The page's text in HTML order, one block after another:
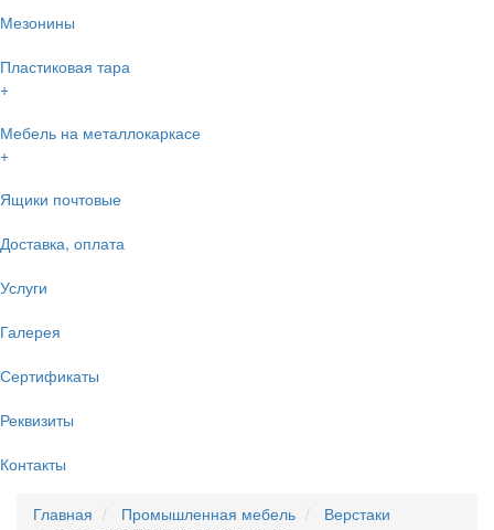
Мезонины
Пластиковая тара
+
Мебель на металлокаркасе
+
Ящики почтовые
Доставка, оплата
Услуги
Галерея
Сертификаты
Реквизиты
Контакты
Главная Промышленная мебель
Верстаки